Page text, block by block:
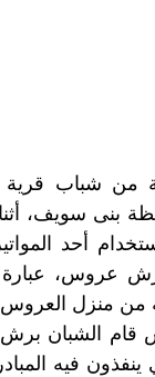
شباب قرية
بنى سويف،
أحد
عروس، عبارة
من منزل
قام الشبان برش
فيه